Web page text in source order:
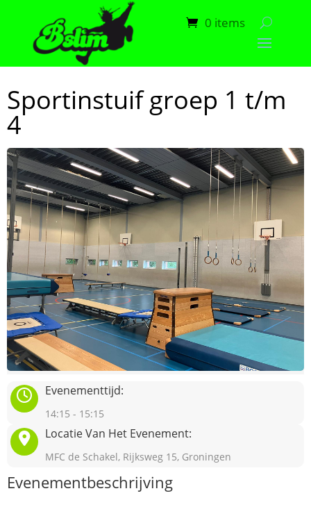
0 items
Sportinstuif groep 1 t/m
4
Evenementtijd:
14:15 - 15:15
Locatie Van Het Evenement:
MFC de Schakel, Rijksweg 15, Groningen
Evenementbeschrijving